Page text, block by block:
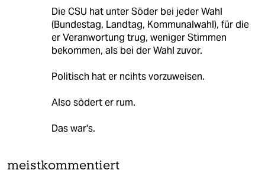
Die CSU hat unter Söder bei jeder Wahl
(Bundestag, Landtag, Kommunalwahl), für die
er Veranwortung trug, weniger Stimmen
bekommen, als bei der Wahl zuvor.
Politisch hat er ncihts vorzuweisen.
Also södert er rum.
Das war's.
meistkommentiert